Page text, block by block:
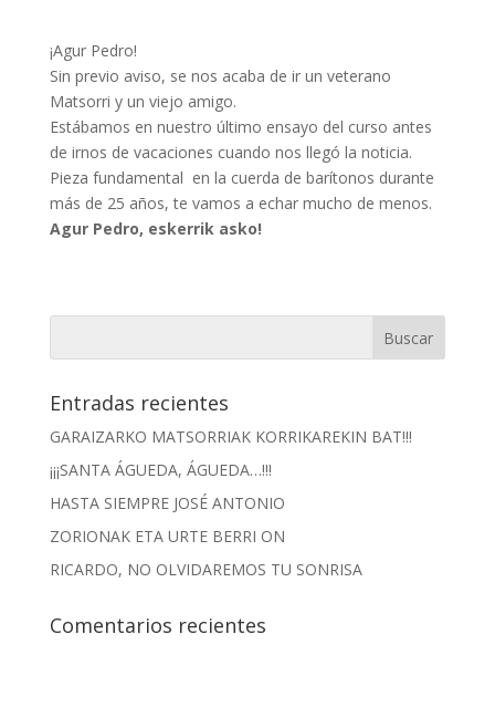
¡Agur Pedro!
Sin previo aviso, se nos acaba de ir un veterano
Matsorri y un viejo amigo.
Estábamos en nuestro último ensayo del curso antes
de irnos de vacaciones cuando nos llegó la noticia.
Pieza fundamental en la cuerda de barítonos durante
más de 25 años, te vamos a echar mucho de menos.
Agur Pedro, eskerrik asko!
Entradas recientes
GARAIZARKO MATSORRIAK KORRIKAREKIN BAT!!!
¡¡¡SANTA ÁGUEDA, ÁGUEDA…!!!
HASTA SIEMPRE JOSÉ ANTONIO
ZORIONAK ETA URTE BERRI ON
RICARDO, NO OLVIDAREMOS TU SONRISA
Comentarios recientes